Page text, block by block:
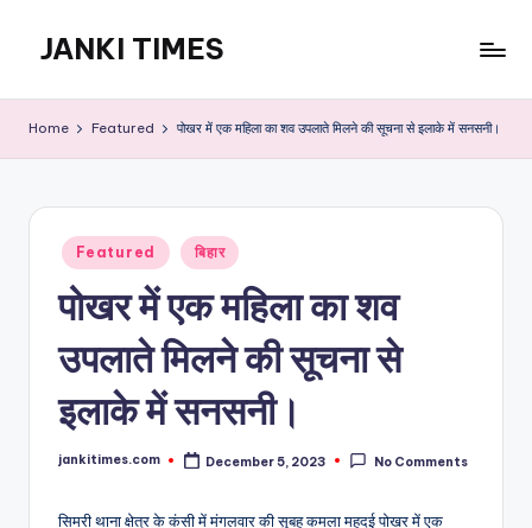
content
JANKI TIMES
Web
Home Featured पोखर में एक महिला का शव उपलाते मिलने की सूचना से इलाके में सनसनी।
Posted
in
Featured बिहार
पोखर में एक महिला का शव
उपलाते मिलने की सूचना से
इलाके में सनसनी।
Posted
jankitimes.com December 5, 2023 No Comments
सिमरी थाना क्षेत्र के कंसी में मंगलवार की सुबह कमला महदई पोखर में एक